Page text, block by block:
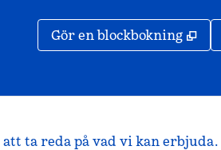
Gör en blockbokning ,
ta reda på vad vi kan erbjuda.